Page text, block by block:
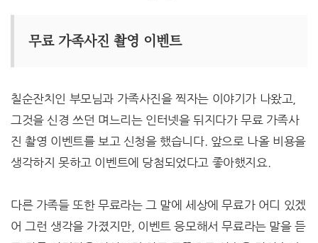
무료 가족사진 촬영 이벤트
칠순잔치인 부모님과 가족사진을 찍자는 이야기가 나왔고,
그것을 신경 쓰던 며느리는 인터넷을 뒤지다가 무료 가족사
진 촬영 이벤트를 보고 신청을 했습니다. 앞으로 나올 비용을
생각하지 못하고 이벤트에 당첨되었다고 좋아했지요.
다른 가족들 또한 무료라는 그 말에 세상에 무료가 어디 있겠
어 그런 생각을 가졌지만, 이벤트 응모해서 무료라는 말을 듣